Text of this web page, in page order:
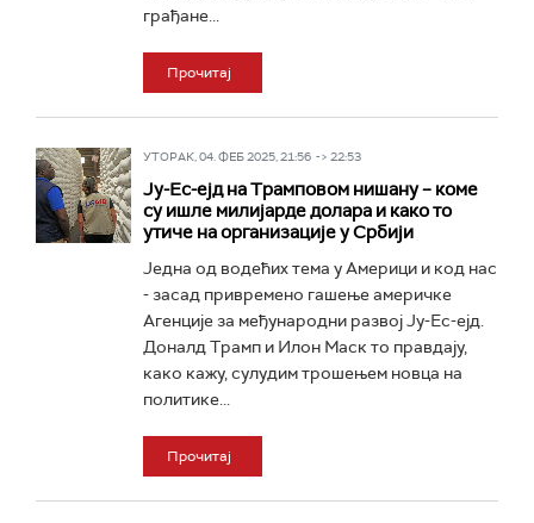
грађане...
Прочитај
УТОРАК, 04. ФЕБ 2025, 21:56 -> 22:53
Ју-Ес-ејд на Трамповом нишану – коме
су ишле милијарде долара и како то
утиче на организације у Србији
Једна од водећих тема у Америци и код нас
- засад привремено гашење америчке
Агенције за међународни развој Ју-Ес-ејд.
Доналд Трамп и Илон Маск то правдају,
како кажу, сулудим трошењем новца на
политике...
Прочитај